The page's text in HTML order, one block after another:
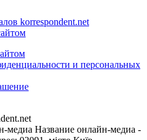
korrespondent.net
и персональных
медиа Название онлайн-медиа -